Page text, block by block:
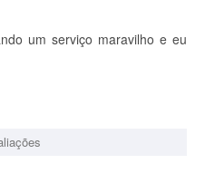
um serviço maravilho e eu